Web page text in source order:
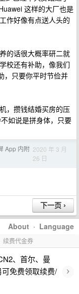
这样的大厂也是
作好像有点送人头的
的话很大概率研二就
校还有补助，像我们
，只要你平时节俭并
，攒钱结婚买房的压
如说是拼身体，只要
App 内附 2020 年 3 月
26 日
About · Language
续费代金券
、首尔、曼
免费领取续费/
›